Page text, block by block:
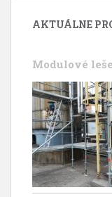
AKTUÁLNE
Modulové